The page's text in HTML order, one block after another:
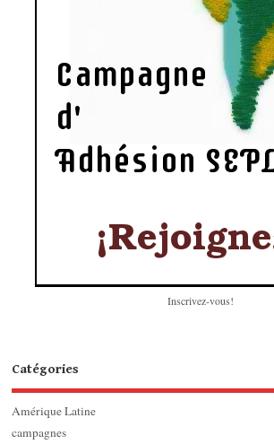
Inscrivez-vous!
Catégories
Amérique Latine
campagnes